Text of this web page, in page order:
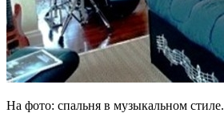
На фото: спальня в музыкальном стиле.